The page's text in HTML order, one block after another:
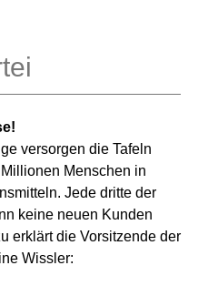
versorgen die Tafeln
Menschen in
Jede dritte der
keine neuen Kunden
erklärt die Vorsitzende der
Wissler: